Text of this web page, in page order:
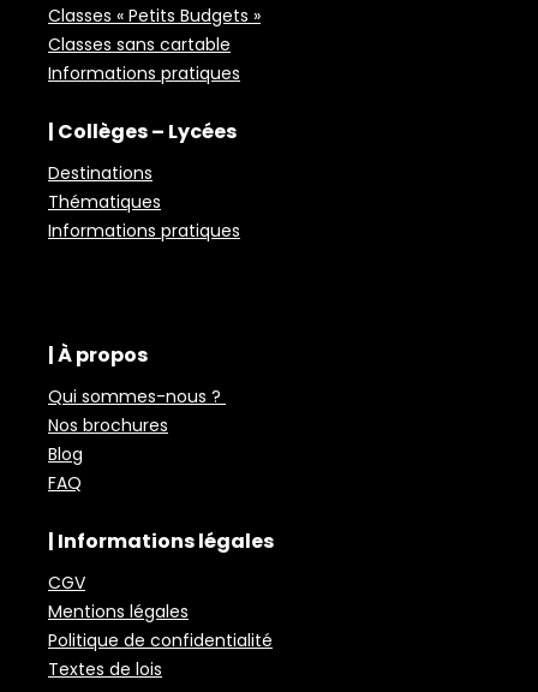
Classes « Petits Budgets »
Classes sans cartable
Informations pratiques
| Collèges – Lycées
Destinations
Thématiques
Informations pratiques
| À propos
Qui sommes-nous ?
Nos brochures
Blog
FAQ
| Informations légales
CGV
Mentions légales
Politique de confidentialité
Textes de lois